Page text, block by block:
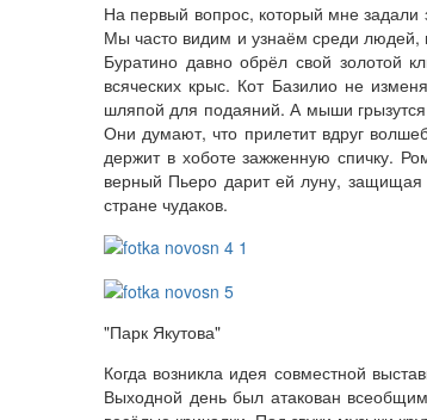
На первый вопрос, который мне задали
Мы часто видим и узнаём среди людей,
Буратино давно обрёл свой золотой
всяческих крыс. Кот Базилио не
шляпой для подаяний. А мыши
Они думают, что прилетит вдруг
держит в хоботе зажженную спичку.
верный Пьеро дарит ей луну, защищая
стране чудаков.
"Парк Якутова"
Когда возникла идея совместной
Выходной день был атакован